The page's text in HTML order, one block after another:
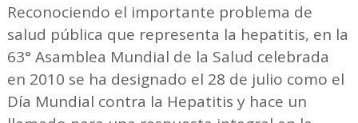
Reconociendo el importante problema de
salud pública que representa la hepatitis, en la
63° Asamblea Mundial de la Salud celebrada
en 2010 se ha designado el 28 de julio como el
Día Mundial contra la Hepatitis y hace un